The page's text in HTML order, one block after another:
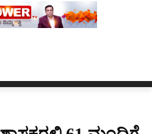
ಅನ್ನು ಬದಲಾಯಿಸಲಾಗಿದೆ.